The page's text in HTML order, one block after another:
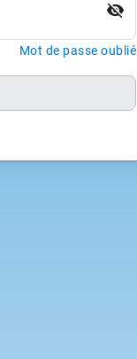
visibility_off
Mot de passe oublié